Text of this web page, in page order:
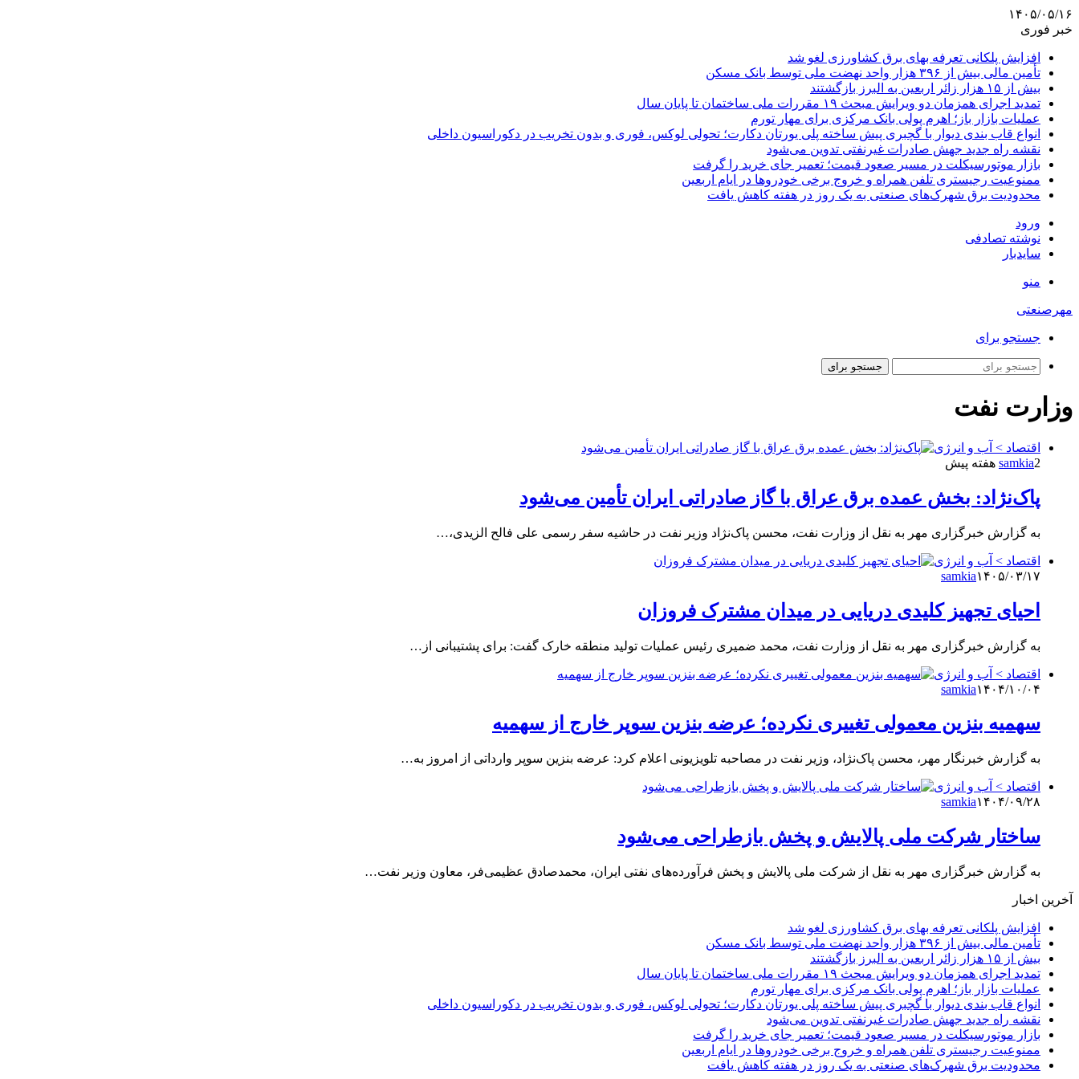
۱۴۰۵/۰۵/۱۶
خبر فوری
افزایش پلکانی تعرفه بهای برق کشاورزی لغو شد
تأمین مالی بیش از ۳۹۶ هزار واحد نهضت ملی توسط بانک مسکن
بیش از ۱۵ هزار زائر اربعین به البرز بازگشتند
تمدید اجرای همزمان دو ویرایش مبحث ۱۹ مقررات ملی ساختمان تا پایان سال
عملیات بازار باز؛ اهرم پولی بانک مرکزی برای مهار تورم
انواع قاب بندی دیوار با گچبری پیش ساخته پلی یورتان دکارت؛ تحولی لوکس، فوری و بدون تخریب در دکوراسیون داخلی
نقشه راه جدید جهش صادرات غیرنفتی تدوین می‌شود
بازار موتورسیکلت در مسیر صعود قیمت؛ تعمیر جای خرید را گرفت
ممنوعیت رجیستری تلفن همراه و خروج برخی خودروها در ایام اربعین
محدودیت برق شهرک‌های صنعتی به یک روز در هفته کاهش یافت
ورود
نوشته تصادفی
سایدبار
منو
مهرصنعتی
جستجو برای
جستجو برای
وزارت نفت
اقتصاد > آب و انرژی
samkia2 هفته پیش
پاک‌نژاد: بخش عمده برق عراق با گاز صادراتی ایران تأمین می‌شود
به گزارش خبرگزاری مهر به نقل از وزارت نفت، محسن پاک‌نژاد وزیر نفت در حاشیه سفر رسمی علی فالح الزیدی،…
اقتصاد > آب و انرژی
samkia۱۴۰۵/۰۳/۱۷
احیای تجهیز کلیدی دریایی در میدان مشترک فروزان
به گزارش خبرگزاری مهر به نقل از وزارت نفت، محمد ضمیری رئیس عملیات تولید منطقه خارک گفت: برای پشتیبانی از…
اقتصاد > آب و انرژی
samkia۱۴۰۴/۱۰/۰۴
سهمیه بنزین معمولی تغییری نکرده؛ عرضه بنزین سوپر خارج از سهمیه
به گزارش خبرنگار مهر، محسن پاک‌نژاد، وزیر نفت در مصاحبه تلویزیونی اعلام کرد: عرضه بنزین سوپر وارداتی از امروز به…
اقتصاد > آب و انرژی
samkia۱۴۰۴/۰۹/۲۸
ساختار شرکت ملی پالایش و پخش بازطراحی می‌شود
به گزارش خبرگزاری مهر به نقل از شرکت ملی پالایش و پخش فرآورده‌های نفتی ایران، محمدصادق عظیمی‌فر، معاون وزیر نفت…
آخرین اخبار
افزایش پلکانی تعرفه بهای برق کشاورزی لغو شد
تأمین مالی بیش از ۳۹۶ هزار واحد نهضت ملی توسط بانک مسکن
بیش از ۱۵ هزار زائر اربعین به البرز بازگشتند
تمدید اجرای همزمان دو ویرایش مبحث ۱۹ مقررات ملی ساختمان تا پایان سال
عملیات بازار باز؛ اهرم پولی بانک مرکزی برای مهار تورم
انواع قاب بندی دیوار با گچبری پیش ساخته پلی یورتان دکارت؛ تحولی لوکس، فوری و بدون تخریب در دکوراسیون داخلی
نقشه راه جدید جهش صادرات غیرنفتی تدوین می‌شود
بازار موتورسیکلت در مسیر صعود قیمت؛ تعمیر جای خرید را گرفت
ممنوعیت رجیستری تلفن همراه و خروج برخی خودروها در ایام اربعین
محدودیت برق شهرک‌های صنعتی به یک روز در هفته کاهش یافت